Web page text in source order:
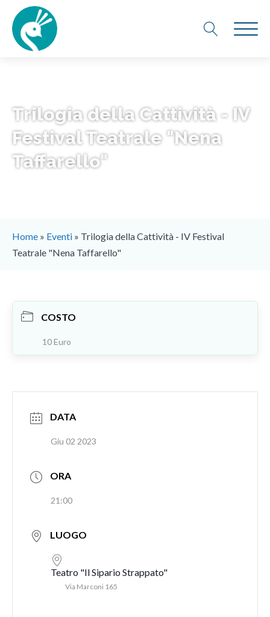
Trilogia della Cattività - IV
Festival Teatrale "Nena
Taffarello"
Home » Eventi » Trilogia della Cattività - IV Festival
Teatrale "Nena Taffarello"
COSTO
10 Euro
DATA
Giu 02 2023
ORA
21:00
LUOGO
Teatro "Il Sipario Strappato"
Via Marconi 165